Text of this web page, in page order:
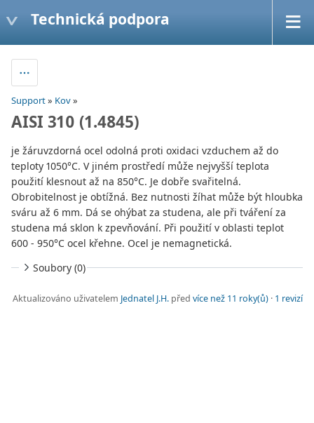
Technická podpora
Support» Kov»
AISI 310 (1.4845)
je žáruvzdorná ocel odolná proti oxidaci vzduchem až do
teploty 1050°C. V jiném prostředí může nejvyšší teplota
použití klesnout až na 850°C. Je dobře svařitelná.
Obrobitelnost je obtížná. Bez nutnosti žíhat může být hloubka
sváru až 6 mm. Dá se ohýbat za studena, ale při tváření za
studena má sklon k zpevňování. Při použití v oblasti teplot
600 - 950°C ocel křehne. Ocel je nemagnetická.
Soubory (0)
Aktualizováno uživatelem Jednatel J.H. před více než 11 roky(ů) · 1 revizí